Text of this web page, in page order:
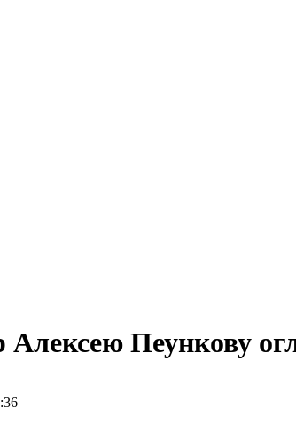
Пеункову